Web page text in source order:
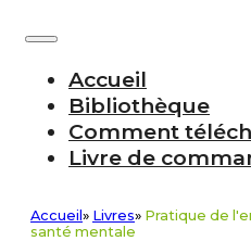
Accueil
Bibliothèque
Comment
Livre de
Accueil » Livres» Pratique de
santé mentale